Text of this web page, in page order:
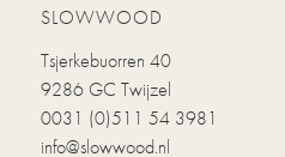
SLOWWOOD
Tsjerkebuorren 40
9286 GC Twijzel
0031 (0)511 54 3981
info@slowwood.nl